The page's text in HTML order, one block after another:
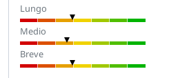
Lungo
Medio
Breve